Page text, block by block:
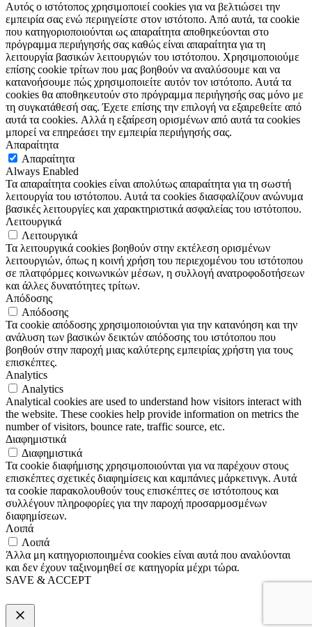
Αυτός ο ιστότοπος χρησιμοποιεί cookies για να βελτιώσει την
εμπειρία σας ενώ περιηγείστε στον ιστότοπο. Από αυτά, τα cookie
που κατηγοριοποιούνται ως απαραίτητα αποθηκεύονται στο
πρόγραμμα περιήγησής σας καθώς είναι απαραίτητα για τη
λειτουργία βασικών λειτουργιών του ιστότοπου. Χρησιμοποιούμε
επίσης cookie τρίτων που μας βοηθούν να αναλύσουμε και να
κατανοήσουμε πώς χρησιμοποιείτε αυτόν τον ιστότοπο. Αυτά τα
cookies θα αποθηκευτούν στο πρόγραμμα περιήγησής σας μόνο με
τη συγκατάθεσή σας. Έχετε επίσης την επιλογή να εξαιρεθείτε από
αυτά τα cookies. Αλλά η εξαίρεση ορισμένων από αυτά τα cookies
μπορεί να επηρεάσει την εμπειρία περιήγησής σας.
Απαραίτητα
Απαραίτητα
Always Enabled
Τα απαραίτητα cookies είναι απολύτως απαραίτητα για τη σωστή
λειτουργία του ιστότοπου. Αυτά τα cookies διασφαλίζουν ανώνυμα
βασικές λειτουργίες και χαρακτηριστικά ασφαλείας του ιστότοπου.
Λειτουργικά
Λειτουργικά
Τα λειτουργικά cookies βοηθούν στην εκτέλεση ορισμένων
λειτουργιών, όπως η κοινή χρήση του περιεχομένου του ιστότοπου
σε πλατφόρμες κοινωνικών μέσων, η συλλογή ανατροφοδοτήσεων
και άλλες δυνατότητες τρίτων.
Απόδοσης
Απόδοσης
Τα cookie απόδοσης χρησιμοποιούνται για την κατανόηση και την
ανάλυση των βασικών δεικτών απόδοσης του ιστότοπου που
βοηθούν στην παροχή μιας καλύτερης εμπειρίας χρήστη για τους
επισκέπτες.
Analytics
Analytics
Analytical cookies are used to understand how visitors interact with
the website. These cookies help provide information on metrics the
number of visitors, bounce rate, traffic source, etc.
Διαφημιστικά
Διαφημιστικά
Τα cookie διαφήμισης χρησιμοποιούνται για να παρέχουν στους
επισκέπτες σχετικές διαφημίσεις και καμπάνιες μάρκετινγκ. Αυτά
τα cookie παρακολουθούν τους επισκέπτες σε ιστότοπους και
συλλέγουν πληροφορίες για την παροχή προσαρμοσμένων
διαφημίσεων.
Λοιπά
Λοιπά
Άλλα μη κατηγοριοποιημένα cookies είναι αυτά που αναλύονται
και δεν έχουν ταξινομηθεί σε κατηγορία μέχρι τώρα.
SAVE & ACCEPT